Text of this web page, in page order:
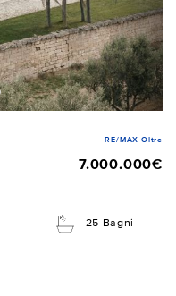
RE/MAX Oltre
7.000.000€
25 Bagni